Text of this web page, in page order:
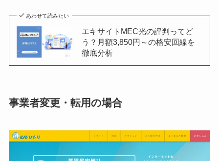
あわせて読みたい
エキサイトMEC光の評判ってど
う？月額3,850円～の格安回線を
徹底分析
事業者変更・転用の場合